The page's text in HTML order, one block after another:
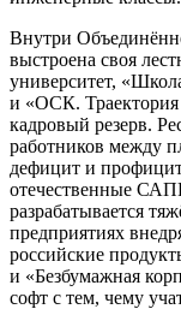
Внутри
выстроена своя
университет,
и «ОСК. Траектория
кадровый резерв.
работников между
дефицит и
отечественные
разрабатывается
предприятиях
российские
и «Безбумажная
софт с тем, чему